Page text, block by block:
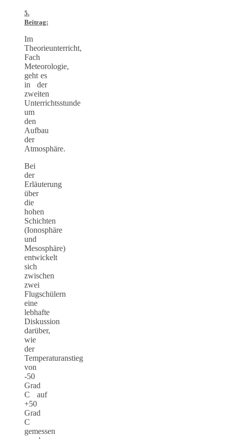
5.
Beitrag:
Im
Theorieunterricht,
Fach
Meteorologie,
geht es
in der
zweiten
Unterrichtsstunde
um
den
Aufbau
der
Atmosphäre.
Bei
der
Erläuterung
über
die
hohen
Schichten
(Ionosphäre
und
Mesosphäre)
entwickelt
sich
zwischen
zwei
Flugschülern
eine
lebhafte
Diskussion
darüber,
wie
der
Temperaturanstieg
von
-50
Grad
C auf
+50
Grad
C
gemessen